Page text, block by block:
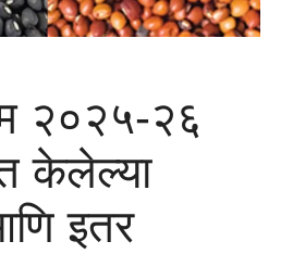
२०२५-२६
केलेल्या
इतर